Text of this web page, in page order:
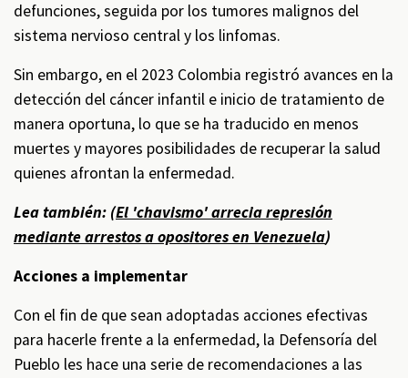
defunciones, seguida por los tumores malignos del
sistema nervioso central y los linfomas.
Sin embargo, en el 2023 Colombia registró avances en la
detección del cáncer infantil e inicio de tratamiento de
manera oportuna, lo que se ha traducido en menos
muertes y mayores posibilidades de recuperar la salud
quienes afrontan la enfermedad.
Lea también: (El 'chavismo' arrecia represión
mediante arrestos a opositores en Venezuela)
Acciones a implementar
Con el fin de que sean adoptadas acciones efectivas
para hacerle frente a la enfermedad, la Defensoría del
Pueblo les hace una serie de recomendaciones a las